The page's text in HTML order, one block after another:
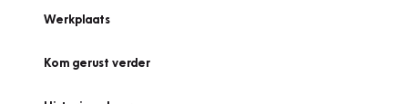
Werkplaats
Kom gerust verder